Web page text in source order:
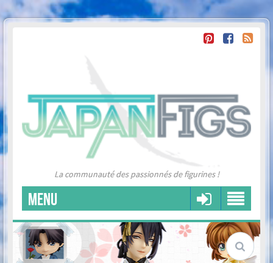
La communauté des passionnés de figurines !
MENU